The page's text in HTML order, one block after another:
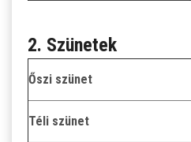
2. Szünetek
Őszi szünet
Téli szünet